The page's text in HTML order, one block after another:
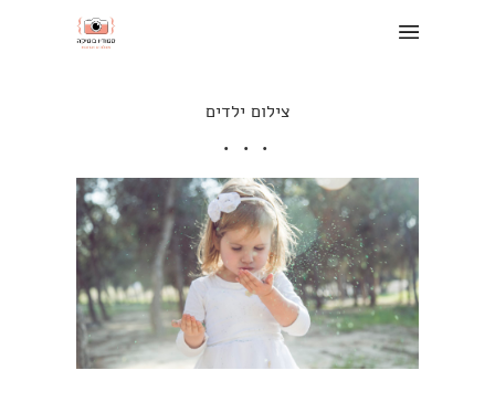
צילום ילדים